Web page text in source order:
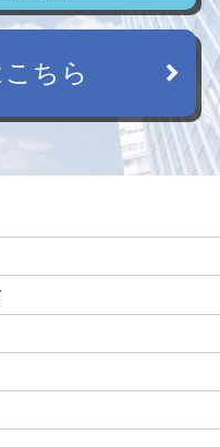
ちら